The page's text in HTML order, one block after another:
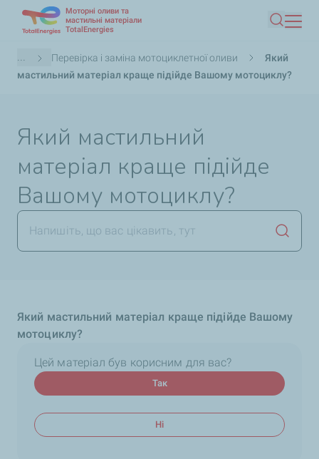
основного
вмісту
Моторні оливи та
мастильні матеріали
TotalEnergies
Пошук
Рядок
навіґації
... Перевірка і заміна мотоциклетної оливи
Який
мастильний матеріал краще підійде Вашому мотоциклу?
Який мастильний
матеріал краще підійде
Вашому мотоциклу?
Який мастильний матеріал краще підійде Вашому
мотоциклу?
Цей матеріал був корисним для вас?
Так
Ні